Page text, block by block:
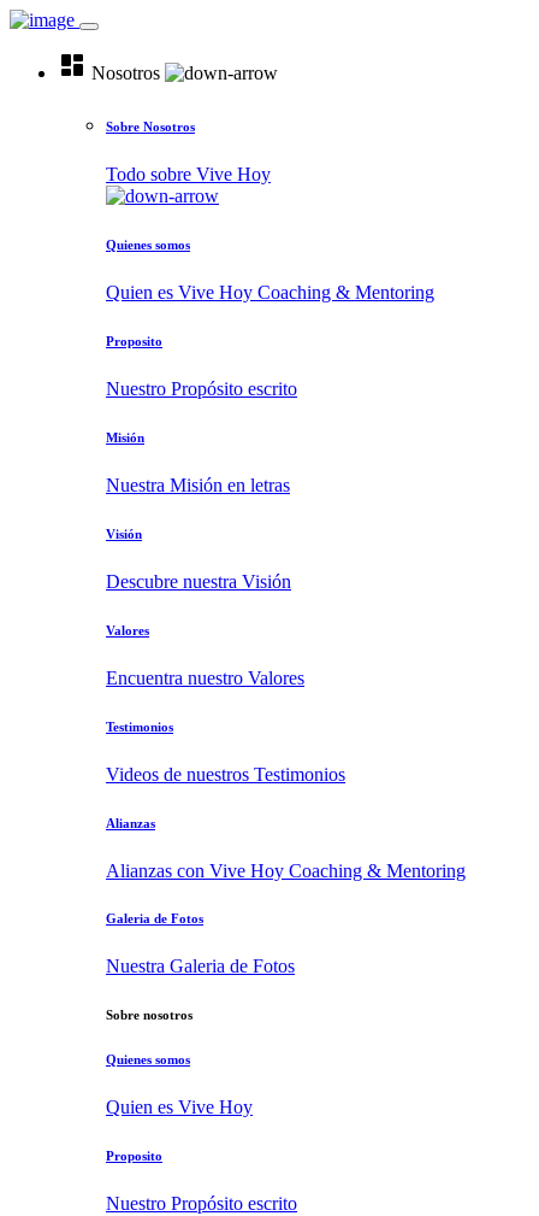
dashboard Nosotros
Sobre Nosotros
Todo sobre Vive Hoy
Quienes somos
Quien es Vive Hoy Coaching & Mentoring
Proposito
Nuestro Propósito escrito
Misión
Nuestra Misión en letras
Visión
Descubre nuestra Visión
Valores
Encuentra nuestro Valores
Testimonios
Videos de nuestros Testimonios
Alianzas
Alianzas con Vive Hoy Coaching & Mentoring
Galeria de Fotos
Nuestra Galeria de Fotos
Sobre nosotros
Quienes somos
Quien es Vive Hoy
Proposito
Nuestro Propósito escrito